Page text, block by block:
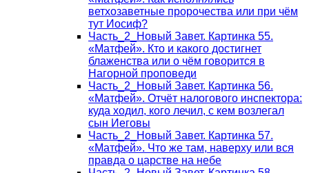
ветхозаветные пророчества или при чём
тут Иосиф?
Часть_2_Новый Завет. Картинка 55.
«Матфей». Кто и какого достигнет
блаженства или о чём говорится в
Нагорной проповеди
Часть_2_Новый Завет. Картинка 56.
«Матфей». Отчёт налогового инспектора:
куда ходил, кого лечил, с кем возлегал
сын Иеговы
Часть_2_Новый Завет. Картинка 57.
«Матфей». Что же там, наверху или вся
правда о царстве на небе